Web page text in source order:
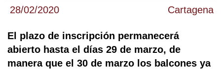
28/02/2020 Cartagena
El plazo de inscripción permanecerá
abierto hasta el días 29 de marzo, de
manera que el 30 de marzo los balcones ya